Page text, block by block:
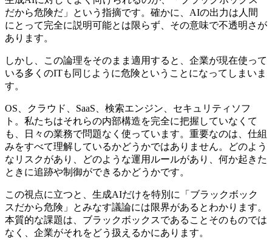
だから危険だ」という指摘です。確かに、AIの出力は人間
にとって完全に説明可能とは限らず、その意味で不透明さが
あります。
しかし、この論理をそのまま適用すると、企業が現在使って
いる多くのITも同じように危険ということになってしまいま
す。
OS、クラウド、SaaS、検索エンジン、セキュリティソフ
ト。私たちはそれらの内部構造を完全に把握していなくて
も、日々の業務で問題なく使っています。重要なのは、仕組
みをすべて理解しているかどうかではありません。どのよう
なリスクがあり、どのような運用ルールがあり、何か起きた
ときに追跡や制御ができるかどうかです。
この視点に立つと、生成AIだけを特別に「ブラックボック
スだから危険」とみなす議論には限界があるとわかります。
本質的な課題は、ブラックボックスであることそのものでは
なく、企業がそれをどう扱えるかにあります。